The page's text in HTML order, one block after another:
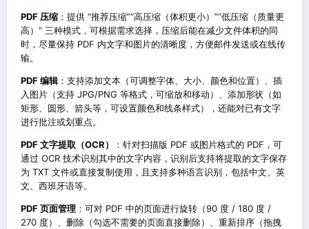
PDF 压缩 ：提供 “推荐压缩”“高压缩（体积更小）”“低压缩（质量更
高）” 三种模式，可根据需求选择，压缩后能在减少文件体积的同
时，尽量保持 PDF 内文字和图片的清晰度，方便邮件发送或在线传
输。
PDF 编辑 ：支持添加文本（可调整字体、大小、颜色和位置）、插
入图片（支持 JPG/PNG 等格式，可缩放和移动）、添加形状（如
矩形、圆形、箭头等，可设置颜色和线条样式），还能对已有文字
进行批注或划重点。
PDF 文字提取（OCR）
：针对扫描版 PDF 或图片格式的 PDF，可
通过 OCR 技术识别其中的文字内容，识别后支持将提取的文字保存
为 TXT 文件或直接复制使用，且支持多种语言识别，包括中文、英
文、西班牙语等。
PDF 页面管理 ：可对 PDF 中的页面进行旋转（90 度 / 180 度 /
270 度）、删除（勾选不需要的页面直接删除）、重新排序（拖拽